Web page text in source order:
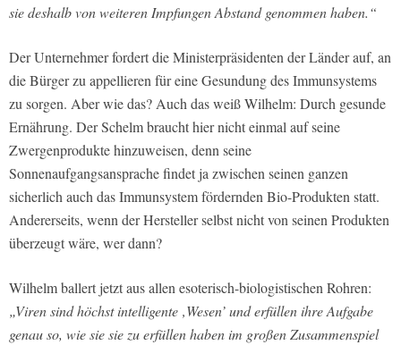
sie deshalb von weiteren Impfungen Abstand genommen haben.“
Der Unternehmer fordert die Ministerpräsidenten der Länder auf, an
die Bürger zu appellieren für eine Gesundung des Immunsystems
zu sorgen. Aber wie das? Auch das weiß Wilhelm: Durch gesunde
Ernährung. Der Schelm braucht hier nicht einmal auf seine
Zwergenprodukte hinzuweisen, denn seine
Sonnenaufgangsansprache findet ja zwischen seinen ganzen
sicherlich auch das Immunsystem fördernden Bio-Produkten statt.
Andererseits, wenn der Hersteller selbst nicht von seinen Produkten
überzeugt wäre, wer dann?
Wilhelm ballert jetzt aus allen esoterisch-biologistischen Rohren:
„Viren sind höchst intelligente ‚Wesen’ und erfüllen ihre Aufgabe
genau so, wie sie sie zu erfüllen haben im großen Zusammenspiel